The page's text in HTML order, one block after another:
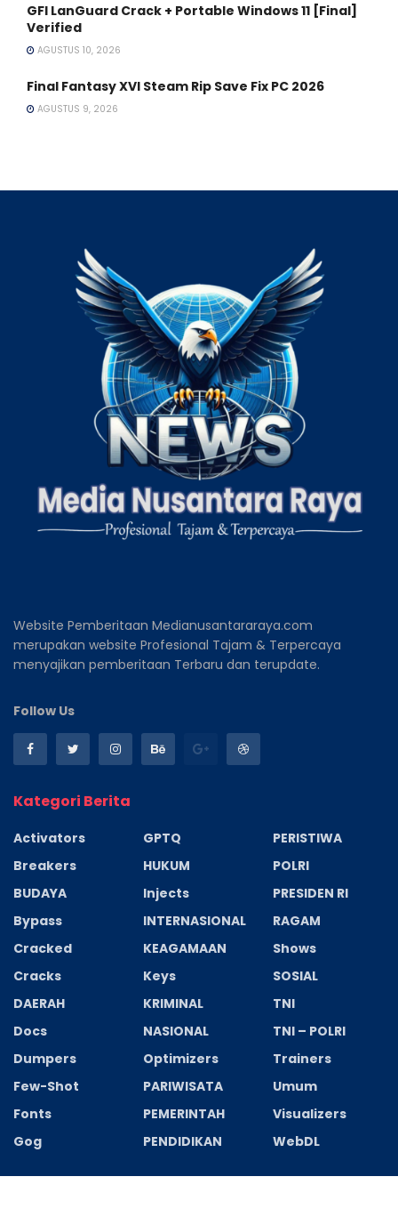
GFI LanGuard Crack + Portable Windows 11 [Final]
Verified
AGUSTUS 10, 2026
Final Fantasy XVI Steam Rip Save Fix PC 2026
AGUSTUS 9, 2026
Website Pemberitaan Medianusantararaya.com
merupakan website Profesional Tajam & Terpercaya
menyajikan pemberitaan Terbaru dan terupdate.
Follow Us
Kategori Berita
Activators
Breakers
BUDAYA
Bypass
Cracked
Cracks
DAERAH
Docs
Dumpers
Few-Shot
Fonts
Gog
GPTQ
HUKUM
Injects
INTERNASIONAL
KEAGAMAAN
Keys
KRIMINAL
NASIONAL
Optimizers
PARIWISATA
PEMERINTAH
PENDIDIKAN
PERISTIWA
POLRI
PRESIDEN RI
RAGAM
Shows
SOSIAL
TNI
TNI – POLRI
Trainers
Umum
Visualizers
WebDL